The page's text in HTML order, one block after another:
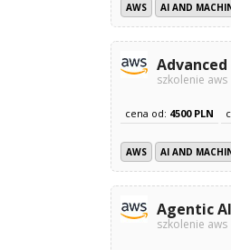
AWS AI AND
szkolenie aws
cena od: 4500 PLN
AWS AI AND
Agentic
szkolenie aws